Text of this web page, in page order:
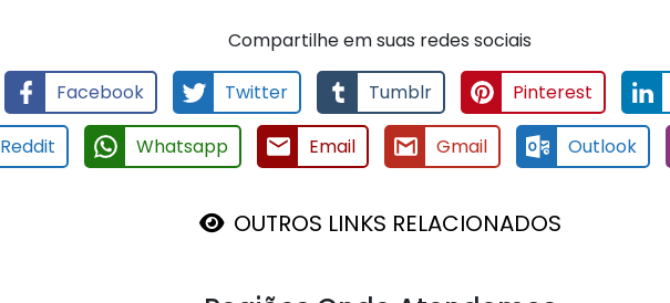
Compartilhe em suas redes sociais
Facebook Twitter Tumblr Pinterest
Reddit Whatsapp Email Gmail Outlook
OUTROS LINKS RELACIONADOS